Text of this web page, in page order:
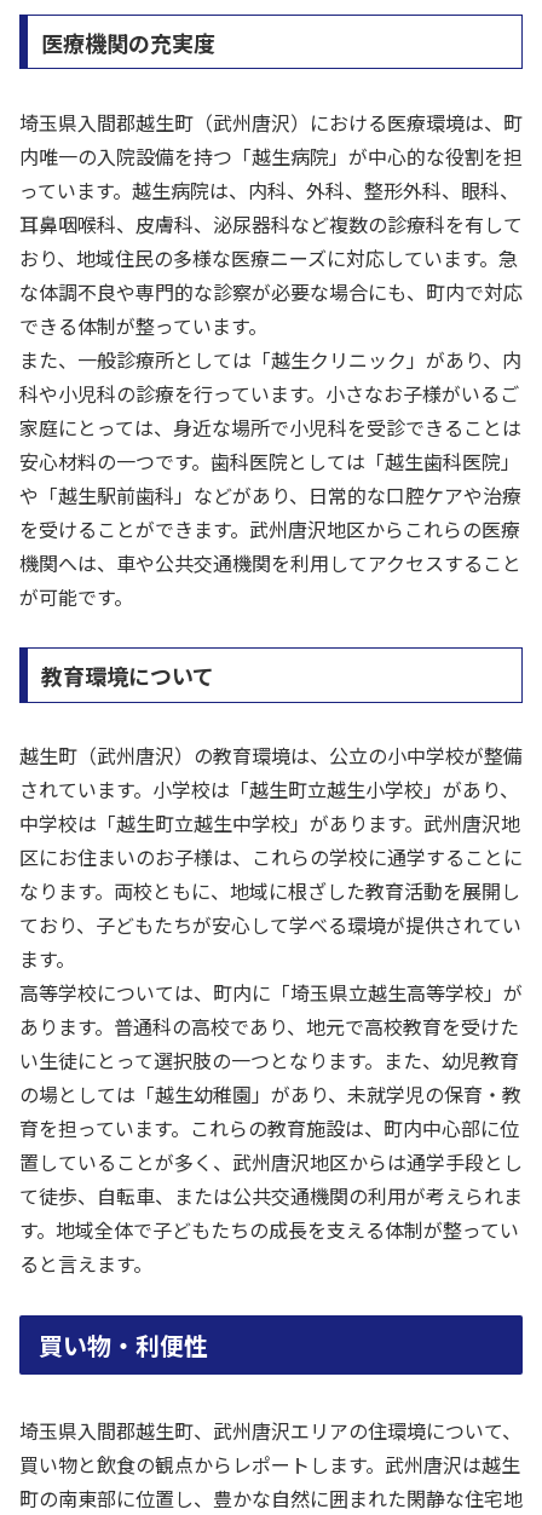
医療機関の充実度
埼玉県入間郡越生町（武州唐沢）における医療環境は、町
内唯一の入院設備を持つ「越生病院」が中心的な役割を担
っています。越生病院は、内科、外科、整形外科、眼科、
耳鼻咽喉科、皮膚科、泌尿器科など複数の診療科を有して
おり、地域住民の多様な医療ニーズに対応しています。急
な体調不良や専門的な診察が必要な場合にも、町内で対応
できる体制が整っています。
また、一般診療所としては「越生クリニック」があり、内
科や小児科の診療を行っています。小さなお子様がいるご
家庭にとっては、身近な場所で小児科を受診できることは
安心材料の一つです。歯科医院としては「越生歯科医院」
や「越生駅前歯科」などがあり、日常的な口腔ケアや治療
を受けることができます。武州唐沢地区からこれらの医療
機関へは、車や公共交通機関を利用してアクセスすること
が可能です。
教育環境について
越生町（武州唐沢）の教育環境は、公立の小中学校が整備
されています。小学校は「越生町立越生小学校」があり、
中学校は「越生町立越生中学校」があります。武州唐沢地
区にお住まいのお子様は、これらの学校に通学することに
なります。両校ともに、地域に根ざした教育活動を展開し
ており、子どもたちが安心して学べる環境が提供されてい
ます。
高等学校については、町内に「埼玉県立越生高等学校」が
あります。普通科の高校であり、地元で高校教育を受けた
い生徒にとって選択肢の一つとなります。また、幼児教育
の場としては「越生幼稚園」があり、未就学児の保育・教
育を担っています。これらの教育施設は、町内中心部に位
置していることが多く、武州唐沢地区からは通学手段とし
て徒歩、自転車、または公共交通機関の利用が考えられま
す。地域全体で子どもたちの成長を支える体制が整ってい
ると言えます。
買い物・利便性
埼玉県入間郡越生町、武州唐沢エリアの住環境について、
買い物と飲食の観点からレポートします。武州唐沢は越生
町の南東部に位置し、豊かな自然に囲まれた閑静な住宅地